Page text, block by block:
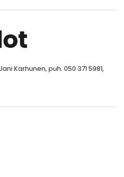
Karhunen, puh. 050 371 5981,